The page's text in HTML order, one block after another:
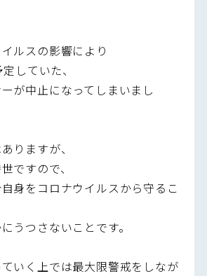
ルスの影響により
していた、
が中止になってしまいまし
りますが、
ですので、
身をコロナウイルスから守るこ
うつさないことです。
いく上では最大限警戒をしなが